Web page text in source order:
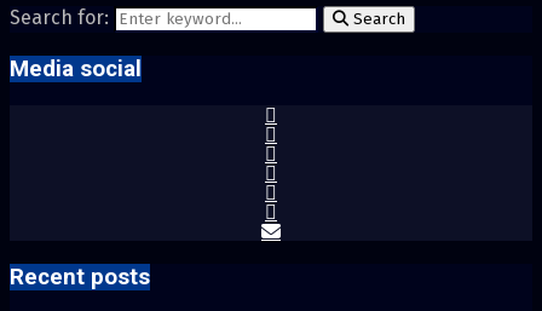
Search for: Search
Media social
Recent posts